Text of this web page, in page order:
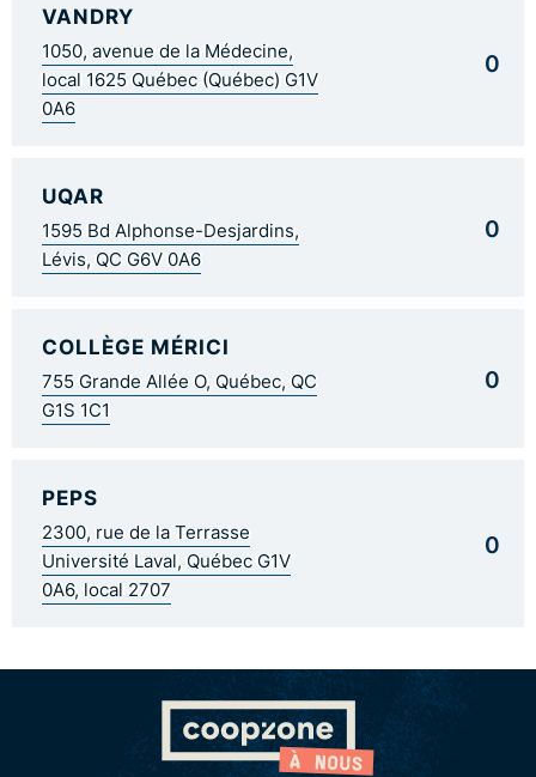
VANDRY
1050, avenue de la Médecine,
local 1625 Québec (Québec) G1V
0A6
0
UQAR
1595 Bd Alphonse-Desjardins,
Lévis, QC G6V 0A6
0
COLLÈGE MÉRICI
755 Grande Allée O, Québec, QC
G1S 1C1
0
PEPS
2300, rue de la Terrasse
Université Laval, Québec G1V
0A6, local 2707
0